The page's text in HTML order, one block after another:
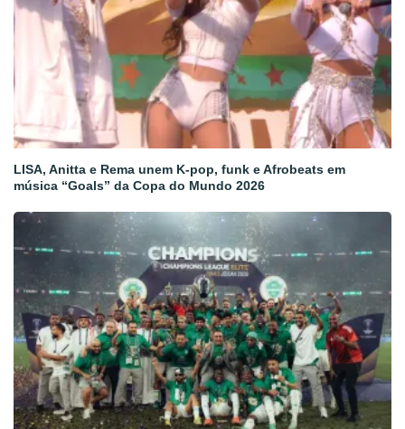
LISA, Anitta e Rema unem K-pop, funk e Afrobeats em
música “Goals” da Copa do Mundo 2026